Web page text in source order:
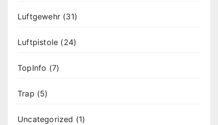
Luftgewehr (31)
Luftpistole (24)
TopInfo (7)
Trap (5)
Uncategorized (1)